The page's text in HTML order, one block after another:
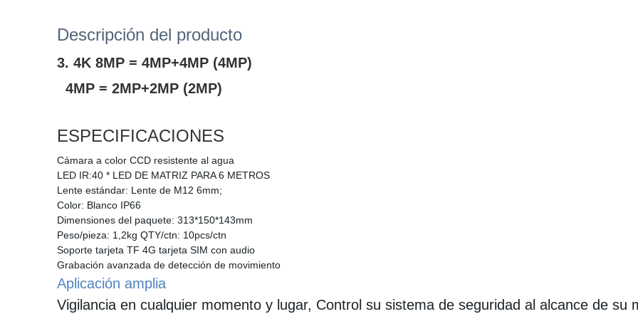
Descripción del producto
3. 4K 8MP = 4MP+4MP (4MP)
4MP = 2MP+2MP (2MP)
ESPECIFICACIONES
Cámara a color CCD resistente al agua
LED IR:40 * LED DE MATRIZ PARA 6 METROS
Lente estándar: Lente de M12 6mm;
Color: Blanco IP66
Dimensiones del paquete: 313*150*143mm
Peso/pieza: 1,2kg QTY/ctn: 10pcs/ctn
Soporte tarjeta TF 4G tarjeta SIM con audio
Grabación avanzada de detección de movimiento
Aplicación amplia
Vigilancia en cualquier momento y lugar, Control su sistema de seguridad al alcance de su